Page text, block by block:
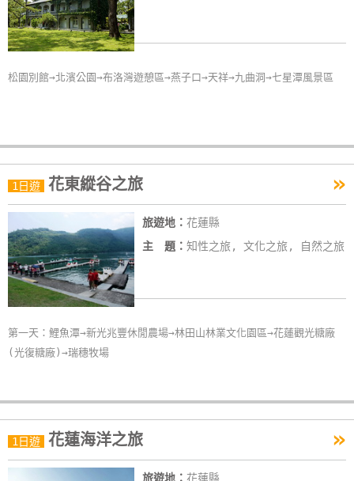
提
案
飯
作
廠
商
合
作
旅
伴
計
商
品
宣
松園別館→北濱公園→布洛灣遊憩區→燕子口→天祥→九曲洞→七星潭風景區
1日遊 花東縱谷之旅 »
旅遊地： 花蓮縣
主 題： 知性之旅, 文化之旅, 自然之旅
第一天：鯉魚潭→新光兆豐休閒農場→林田山林業文化園區→花蓮觀光糖廠
(光復糖廠)→瑞穗牧場
1日遊 花蓮海洋之旅 »
旅遊地： 花蓮縣